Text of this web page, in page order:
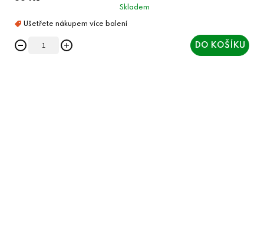
Skladem
DO KOŠÍKU